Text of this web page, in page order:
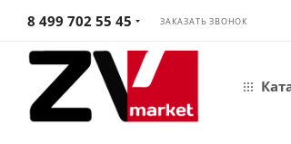
8 499 702 55 45 ЗАКАЗАТЬ ЗВОНОК